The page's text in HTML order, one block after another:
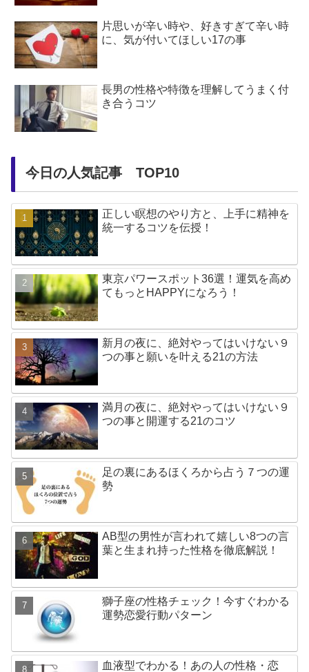
片思いが辛い時や、好きすぎて辛い時
に、気が付いてほしい17の事
長男の性格や特徴を理解してうまく付
き合うコツ
今日の人気記事 TOP10
正しい瞑想のやり方と、上手に精神を
統一するコツを伝授！
東京パワースポット36選！運気を高め
てもっとHAPPYになろう！
新月の夜に、絶対やってはいけない９
つの事と願いを叶える21の方法
満月の夜に、絶対やってはいけない９
つの事と開運する21のコツ
足の裏にあるほくろから占う７つの運
勢
AB型の男性が言われて嬉しい8つの言
葉と生まれ持った性格を徹底解説！
獅子座の性格チェック！今すぐわかる
運勢恋愛行動パターン
血液型でわかる！あの人の性格・恋